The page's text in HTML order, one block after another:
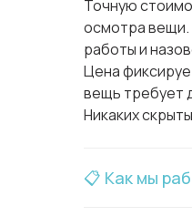
Точную
осмотра вещи.
работы и
Цена
вещь требует
Никаких
📋 Как мы